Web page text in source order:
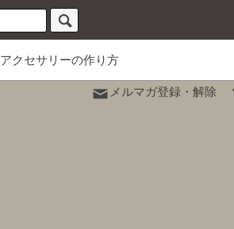
アクセサリーの作り方
メルマガ登録・解除